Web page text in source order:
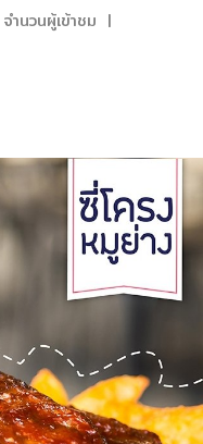
ำนวนผู้เข้าชม |